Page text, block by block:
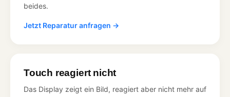
beides.
Jetzt Reparatur anfragen →
Touch reagiert nicht
Das Display zeigt ein Bild, reagiert aber nicht mehr auf